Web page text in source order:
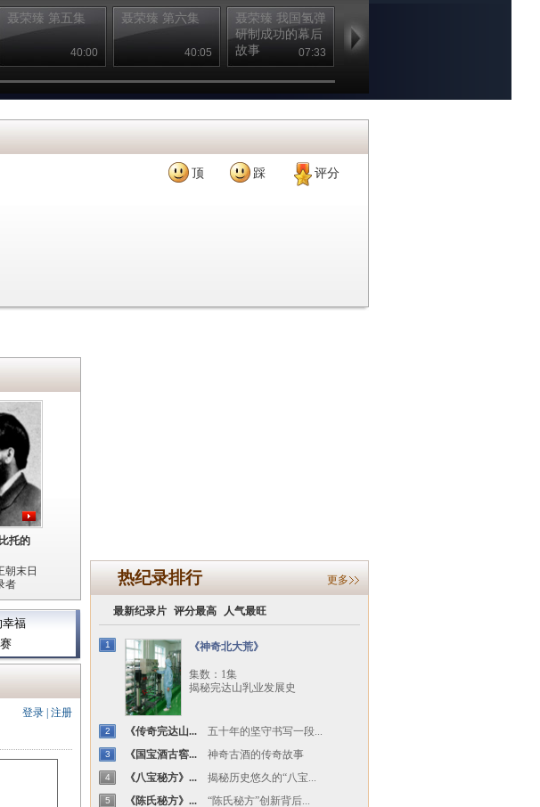
聂荣臻 第五集
40:00
聂荣臻 第六集
40:05
聂荣臻 我国氢弹
研制成功的幕后
故事
07:33
急”放卫星
顶 踩 评分
托的
朝末日
者
幸福
登录 注册
热纪录排行 更多
最新纪录片 评分最高 人气最旺
1 《神奇北大荒》
集数：1集
揭秘完达山乳业发展史
2 《传奇完达山... 五十年的坚守书写一段...
3 《国宝酒古窖... 神奇古酒的传奇故事
4 《八宝秘方》... 揭秘历史悠久的“八宝...
5 《陈氏秘方》... “陈氏秘方”创新背后...